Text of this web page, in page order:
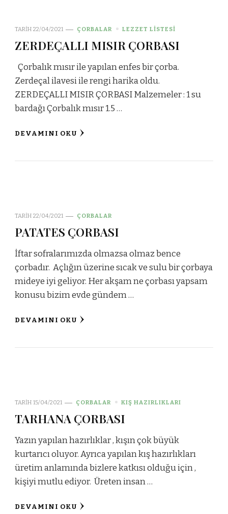
TARIH 22/04/2021 ÇORBALAR LEZZET LİSTESİ
ZERDEÇALLI MISIR ÇORBASI
Çorbalık mısır ile yapılan enfes bir çorba.
Zerdeçal ilavesi ile rengi harika oldu.
ZERDEÇALLI MISIR ÇORBASI Malzemeler : 1 su
bardağı Çorbalık mısır 1.5 …
DEVAMINI OKU
TARIH 22/04/2021 ÇORBALAR
PATATES ÇORBASI
İftar sofralarımızda olmazsa olmaz bence
çorbadır. Açlığın üzerine sıcak ve sulu bir çorbaya
mideye iyi geliyor. Her akşam ne çorbası yapsam
konusu bizim evde gündem …
DEVAMINI OKU
TARIH 15/04/2021 ÇORBALAR KIŞ HAZIRLIKLARI
TARHANA ÇORBASI
Yazın yapılan hazırlıklar , kışın çok büyük
kurtarıcı oluyor. Ayrıca yapılan kış hazırlıkları
üretim anlamında bizlere katkısı olduğu için ,
kişiyi mutlu ediyor. Üreten insan …
DEVAMINI OKU